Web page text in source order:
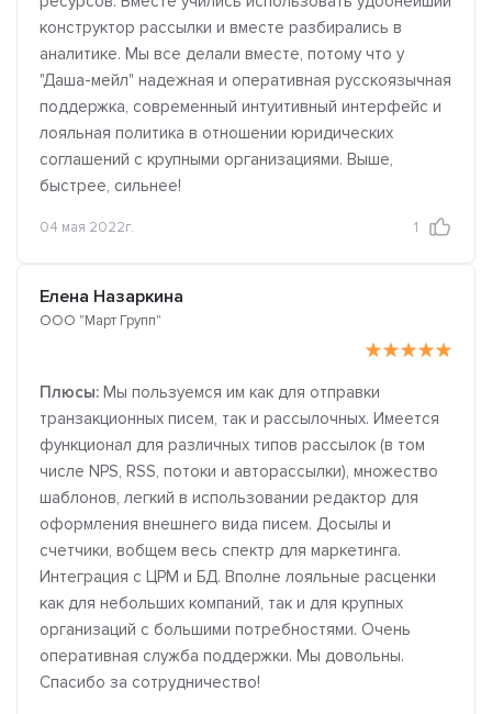
конструктор рассылки и вместе разбирались в
аналитике. Мы все делали вместе, потому что у
"Даша-мейл" надежная и оперативная русскоязычная
поддержка, современный интуитивный интерфейс и
лояльная политика в отношении юридических
соглашений с крупными организациями. Выше,
быстрее, сильнее!
04 мая 2022г. 1
Елена Назаркина
ООО "Март Групп"
Плюсы: Мы пользуемся им как для отправки
транзакционных писем, так и рассылочных. Имеется
функционал для различных типов рассылок (в том
числе NPS, RSS, потоки и авторассылки), множество
шаблонов, легкий в использовании редактор для
оформления внешнего вида писем. Досылы и
счетчики, вобщем весь спектр для маркетинга.
Интеграция с ЦРМ и БД. Вполне лояльные расценки
как для небольших компаний, так и для крупных
организаций с большими потребностями. Очень
оперативная служба поддержки. Мы довольны.
Спасибо за сотрудничество!